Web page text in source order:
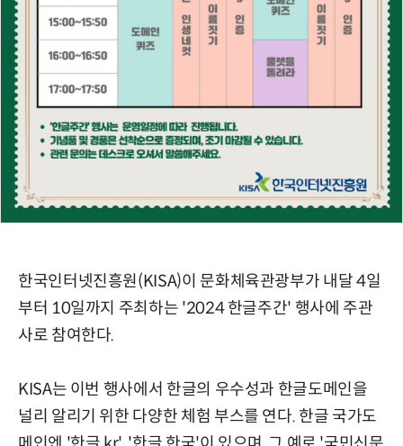
한국인터넷진흥원(KISA)이 문화체육관광부가 내달 4일
부터 10일까지 주최하는 '2024 한글주간' 행사에 주관
사로 참여한다.
KISA는 이번 행사에서 한글의 우수성과 한글도메인을
널리 알리기 위한 다양한 체험 부스를 연다. 한글 국가도